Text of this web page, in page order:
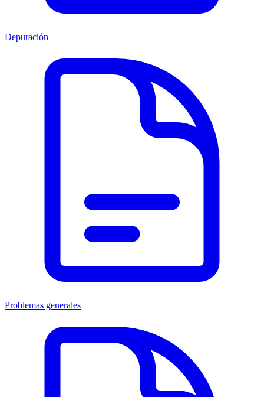
Depuración
Problemas generales